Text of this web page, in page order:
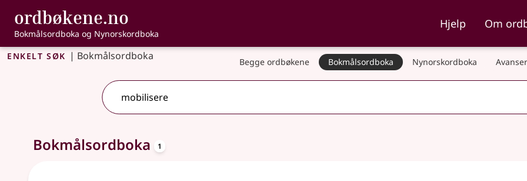
Gå til hovudinnhald
Tilgjenge
ordbøkene.no , Bokmålsordboka og Nynorskordboka
Bokmålsordboka og Nynorskordboka
Hjelp Om
Enkelt søk | Bokmålsordboka Begge ordbøkene Bokmålsordboka Nynorskordboka
Eitt treff.Ytterlegare søkjeforslag tilgjengelege
Bokmålsordboka 1